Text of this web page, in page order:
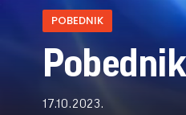
POBEDNIK
17.10.2023.